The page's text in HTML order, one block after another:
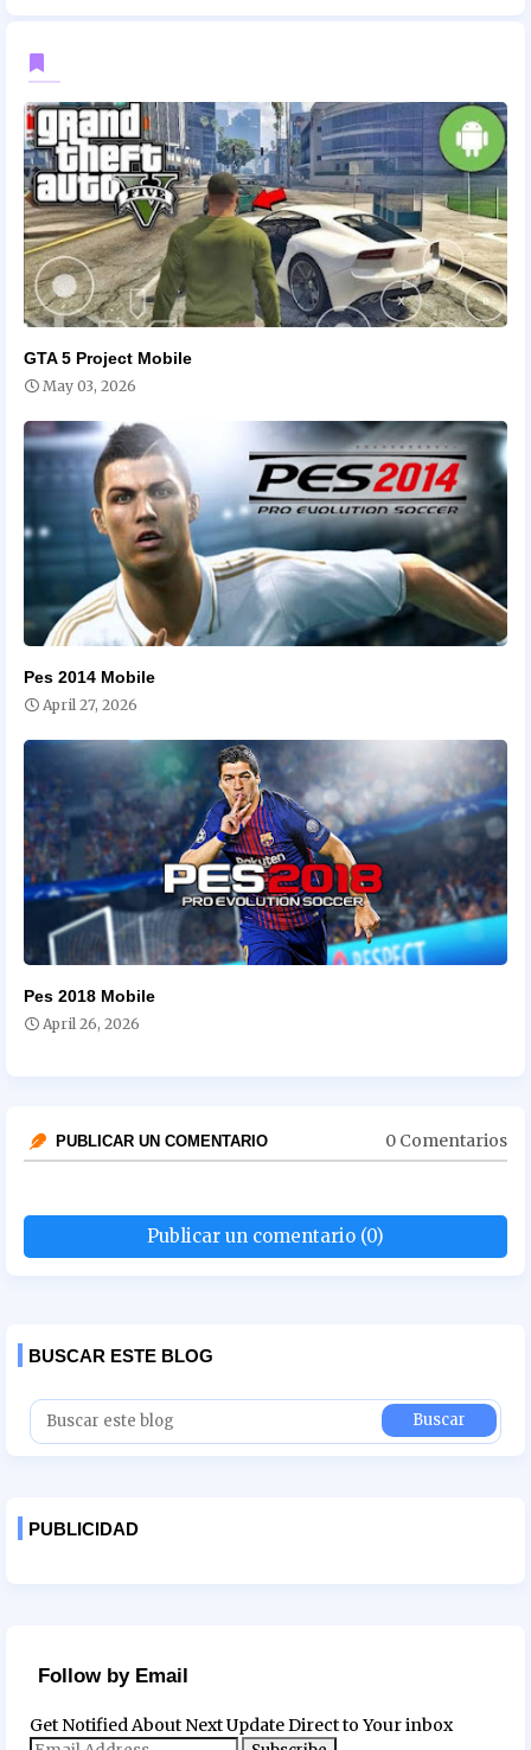
GTA 5 Project Mobile
May 03, 2026
Pes 2014 Mobile
April 27, 2026
Pes 2018 Mobile
April 26, 2026
PUBLICAR UN COMENTARIO 0 Comentarios
Publicar un comentario (0)
BUSCAR ESTE BLOG
PUBLICIDAD
Follow by Email
Get Notified About Next Update Direct to Your inbox